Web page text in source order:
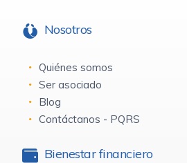
Nosotros
Quiénes somos
Ser asociado
Blog
Contáctanos - PQRS
Bienestar financiero